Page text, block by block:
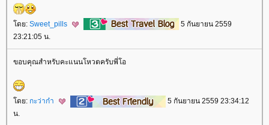
ดย: Sweet_pills
5 กันยายน 2559
23:21:05 น.
ขอบคุณสำหรับคะแนนโหวตครับพี่โอ
ดย: กะว่าก๋า
5 กันยายน 2559 23:34:12
น.